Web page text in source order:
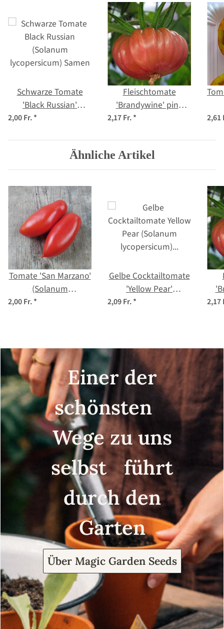
Schwarze Tomate
'Black Russian'
(Solanum
2,00 Fr.*
Fleischtomate
'Brandywine' pink
(Solanum
2,17 Fr.* 2,61
Ähnliche Artikel
Tomate 'San Marzano'
(Solanum
lycopersicum) Samen
2,00 Fr.*
Gelbe Cocktailtomate
'Yellow Pear'
(Solanum
2,09 Fr.* 2,17
Einer der
schönsten
Wege zu uns
selbst führt
durch den
Garten
Über Magic Garden Seeds